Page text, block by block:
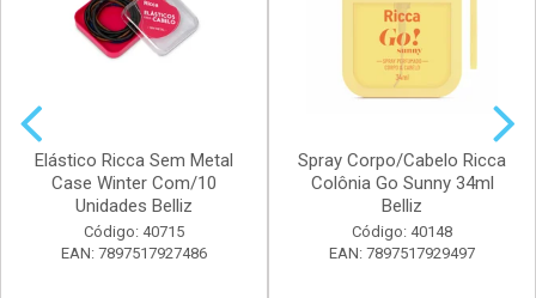
Elástico Ricca Sem Metal
Case Winter Com/10
Unidades Belliz
Código: 40715
EAN: 7897517927486
Spray Corpo/Cabelo Ricca
Colônia Go Sunny 34ml
Belliz
Código: 40148
EAN: 7897517929497